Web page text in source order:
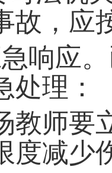
故，应
响应
处理：
教师
度减少